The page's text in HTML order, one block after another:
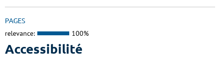
PAGES
relevance: 100%
Accessibilité